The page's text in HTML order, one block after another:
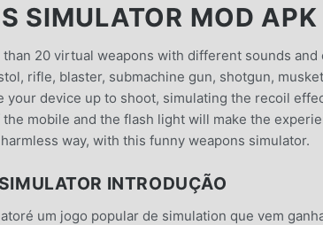
SIMULATOR MOD
than 20 virtual weapons with different sounds
rifle, blaster, submachine gun, shotgun,
your device up to shoot, simulating the recoil
mobile and the flash light will make the
way, with this funny weapons simulator.
INTRODUÇÃO
um jogo popular de simulation que vem